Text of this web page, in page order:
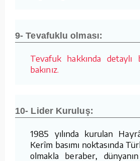
9- Tevafuklu olması:
Tevafuk hakkında detaylı
bakınız.
10- Lider Kuruluş:
1985 yılında kurulan
Kerîm basımı noktasında
olmakla beraber,